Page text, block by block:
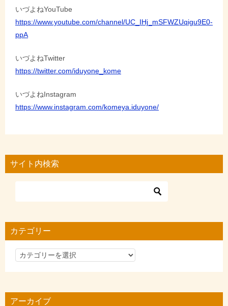
いづよねYouTube
https://www.youtube.com/channel/UC_IHj_mSFWZUqigu9E0-
ppA
いづよねTwitter
https://twitter.com/iduyone_kome
いづよねInstagram
https://www.instagram.com/komeya.iduyone/
サイト内検索
カテゴリー
カ
リ
アーカイブ